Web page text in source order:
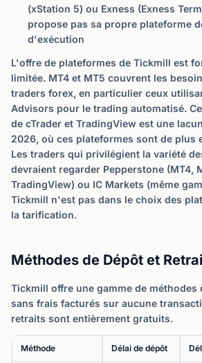
(xStation 5) ou Exness (Exness
propose pas sa propre plateforme
d'exécution
L'offre de plateformes de Tickmill est
limitée. MT4 et MT5 couvrent les
traders forex, en particulier ceux
Advisors pour le trading automatisé.
de cTrader et TradingView est une
2026, où ces plateformes sont de plus
Les traders qui privilégient la variété
devraient regarder Pepperstone (MT4,
TradingView) ou IC Markets (même
Tickmill n'est pas dans le choix des
la tarification.
Méthodes de Dépôt et
Tickmill offre une gamme de méthodes
sans frais facturés sur aucune
retraits sont entièrement gratuits.
Méthode Délai de dépôt